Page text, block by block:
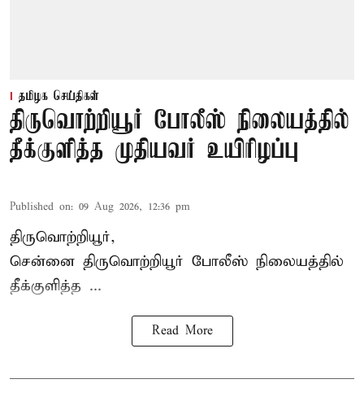
தமிழக செய்திகள்
திருவொற்றியூர் போலீஸ் நிலையத்தில்
தீக்குளித்த முதியவர் உயிரிழப்பு
Published on: 09 Aug 2026, 12:36 pm
திருவொற்றியூர்,
சென்னை திருவொற்றியூர் போலீஸ் நிலையத்தில்
தீக்குளித்த ...
Read More